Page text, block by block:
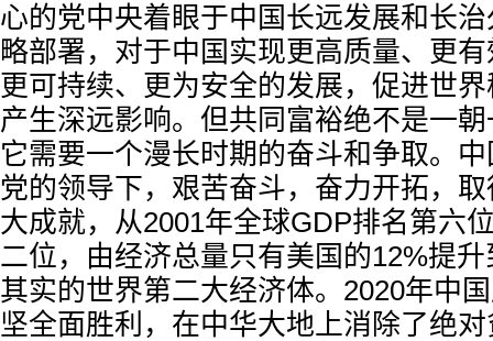
心的党中央着眼于中国长远发展和长
略部署，对于中国实现更高质量、更
更可持续、更为安全的发展，促进世
产生深远影响。但共同富裕绝不是一
它需要一个漫长时期的奋斗和争取。
党的领导下，艰苦奋斗，奋力开拓，
大成就，从2001年全球GDP排名第六
二位，由经济总量只有美国的12%提
其实的世界第二大经济体。2020年中
坚全面胜利，在中华大地上消除了绝